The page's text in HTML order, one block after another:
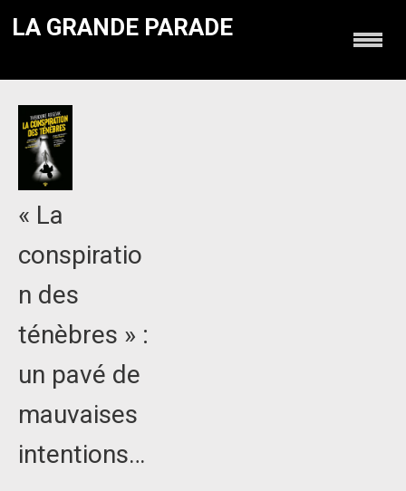
LA GRANDE PARADE
« La
conspiratio
n des
ténèbres » :
un pavé de
mauvaises
intentions…